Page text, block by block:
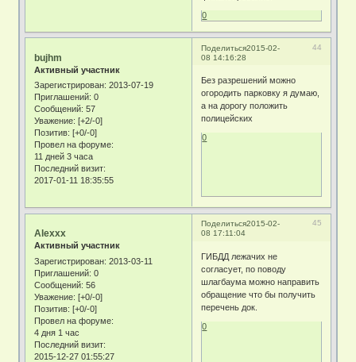
0
Поделиться 44
2015-02-
08 14:16:28
bujhm
Активный участник
Зарегистрирован: 2013-07-19
Приглашений: 0
Сообщений: 57
Уважение: [+2/-0]
Позитив: [+0/-0]
Провел на форуме:
11 дней 3 часа
Последний визит:
2017-01-11 18:35:55
Без разрешений можно
огородить парковку я думаю,
а на дорогу положить
полицейских
0
Поделиться 45
2015-02-
08 17:11:04
Alexxx
Активный участник
Зарегистрирован: 2013-03-11
Приглашений: 0
Сообщений: 56
Уважение: [+0/-0]
Позитив: [+0/-0]
Провел на форуме:
4 дня 1 час
Последний визит:
2015-12-27 01:55:27
ГИБДД лежачих не
согласует, по поводу
шлагбаума можно направить
обращение что бы получить
перечень док.
0